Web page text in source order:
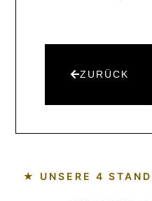
ZURÜCK
★ UNSERE 4